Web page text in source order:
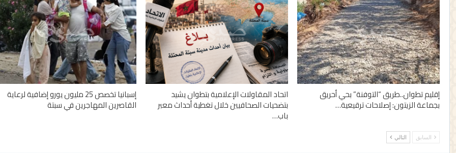
إقليم تطوان..طريق “التوفنة” بحي أحريق
بجماعة الزيتون: إصلاحات ترقيعية…
اتحاد المقاولات الإعلامية بتطوان يشيد
بتضحيات الصحافيين خلال تغطية أحداث معبر
باب…
إسبانيا تخصص 25 مليون يورو إضافية لرعاية
القاصرين المهاجرين في سبتة
السابق التالي